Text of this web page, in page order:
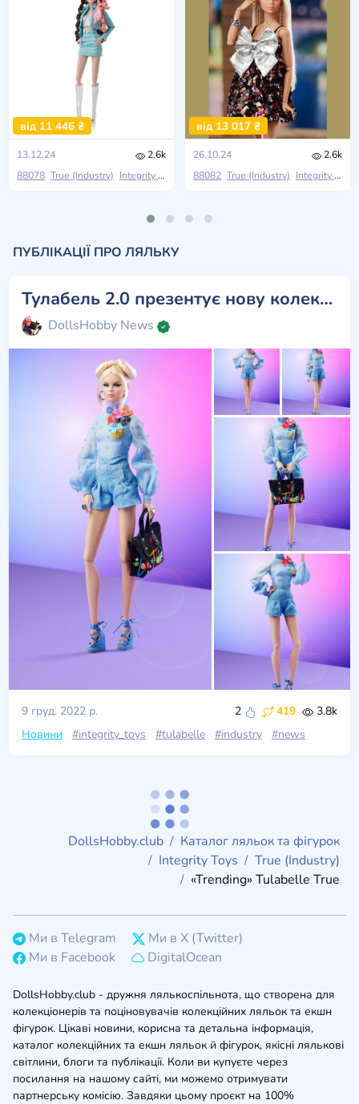
від 11 446 ₴
13.12.24
2.6k
88078 True (Industry) Integrity Toys Prismatica
від 13 017 ₴
26.10.24
2.6k
88082 True (Industry) Integrity Toys
ПУБЛІКАЦІЇ ПРО ЛЯЛЬКУ
Тулабель 2.0 презентує нову колекцію True Collection від Itegrity Toys
DollsHobby News
9 груд. 2022 р. 2 419
3.8k
Новини
#integrity_toys #tulabelle #industry #news
DollsHobby.club
Каталог ляльок та фігурок
Integrity Toys
True (Industry)
«Trending» Tulabelle True
Ми в Telegram
Ми в X (Twitter)
Ми в Facebook
DigitalOcean
DollsHobby.club - дружня лялькоспільнота, що створена для
колекціонерів та поціновувачів колекційних ляльок та екшн
фігурок. Цікаві новини, корисна та детальна інформація,
каталог колекційних та екшн ляльок й фігурок, якісні лялькові
світлини, блоги та публікації. Коли ви купуєте через
посилання на нашому сайті, ми можемо отримувати
партнерську комісію. Завдяки цьому проєкт на 100%